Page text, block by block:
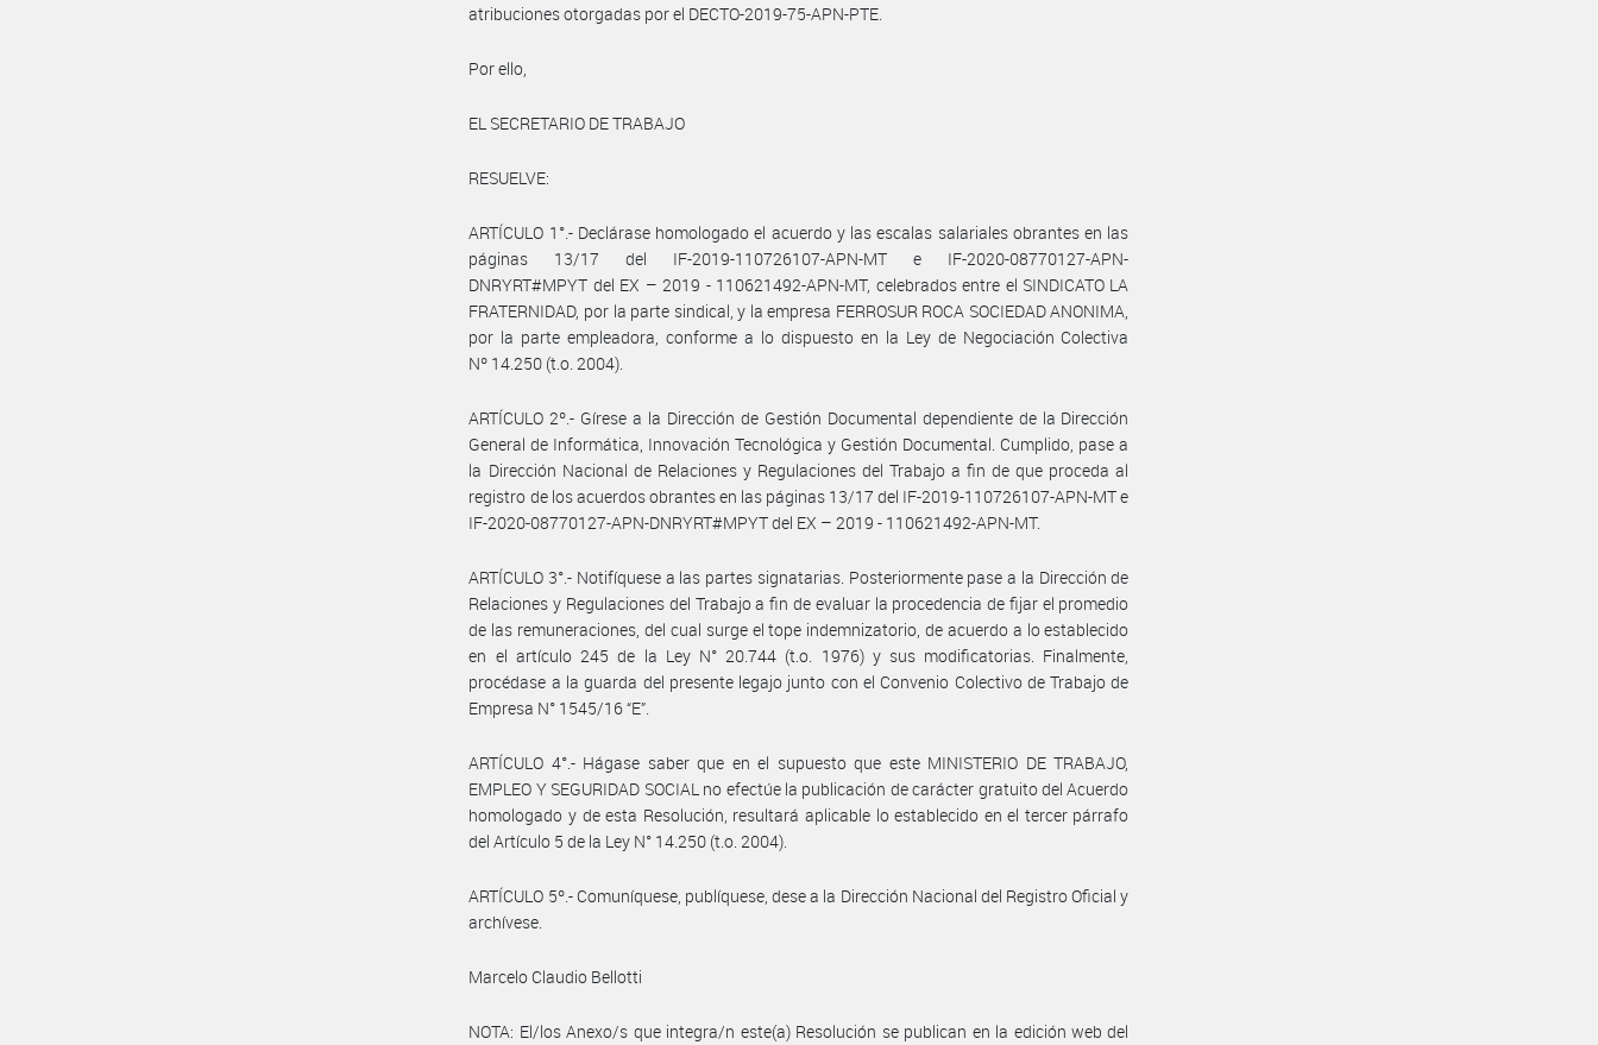
atribuciones otorgadas por el DECTO-2019-75-APN-PTE.
Por ello,
EL SECRETARIO DE TRABAJO
RESUELVE:
ARTÍCULO 1°.- Declárase homologado el acuerdo y las escalas salariales obrantes en las
páginas 13/17 del IF-2019-110726107-APN-MT e IF-2020-08770127-APN-
DNRYRT#MPYT del EX – 2019 - 110621492-APN-MT, celebrados entre el SINDICATO LA
FRATERNIDAD, por la parte sindical, y la empresa FERROSUR ROCA SOCIEDAD ANONIMA,
por la parte empleadora, conforme a lo dispuesto en la Ley de Negociación Colectiva
Nº 14.250 (t.o. 2004).
ARTÍCULO 2º.- Gírese a la Dirección de Gestión Documental dependiente de la Dirección
General de Informática, Innovación Tecnológica y Gestión Documental. Cumplido, pase a
la Dirección Nacional de Relaciones y Regulaciones del Trabajo a fin de que proceda al
registro de los acuerdos obrantes en las páginas 13/17 del IF-2019-110726107-APN-MT e
IF-2020-08770127-APN-DNRYRT#MPYT del EX – 2019 - 110621492-APN-MT.
ARTÍCULO 3°.- Notifíquese a las partes signatarias. Posteriormente pase a la Dirección de
Relaciones y Regulaciones del Trabajo a fin de evaluar la procedencia de fijar el promedio
de las remuneraciones, del cual surge el tope indemnizatorio, de acuerdo a lo establecido
en el artículo 245 de la Ley N° 20.744 (t.o. 1976) y sus modificatorias. Finalmente,
procédase a la guarda del presente legajo junto con el Convenio Colectivo de Trabajo de
Empresa N° 1545/16 “E”.
ARTÍCULO 4°.- Hágase saber que en el supuesto que este MINISTERIO DE TRABAJO,
EMPLEO Y SEGURIDAD SOCIAL no efectúe la publicación de carácter gratuito del Acuerdo
homologado y de esta Resolución, resultará aplicable lo establecido en el tercer párrafo
del Artículo 5 de la Ley N° 14.250 (t.o. 2004).
ARTÍCULO 5º.- Comuníquese, publíquese, dese a la Dirección Nacional del Registro Oficial y
archívese.
Marcelo Claudio Bellotti
NOTA: El/los Anexo/s que integra/n este(a) Resolución se publican en la edición web del